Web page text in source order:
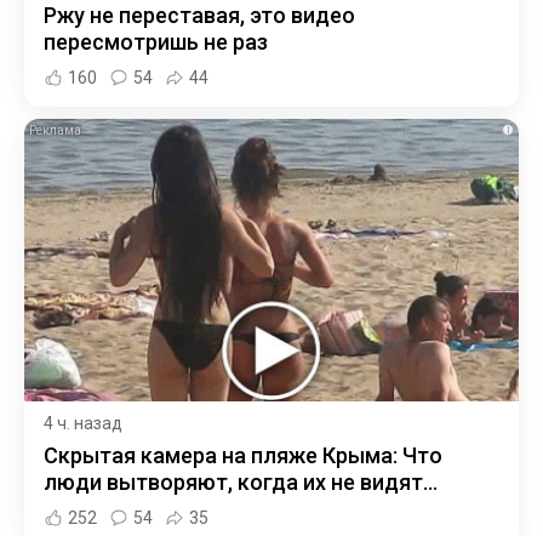
Ржу не переставая, это видео
пересмотришь не раз
160 54 44
i
4 ч. назад
Скрытая камера на пляже Крыма: Что
люди вытворяют, когда их не видят...
252 54 35